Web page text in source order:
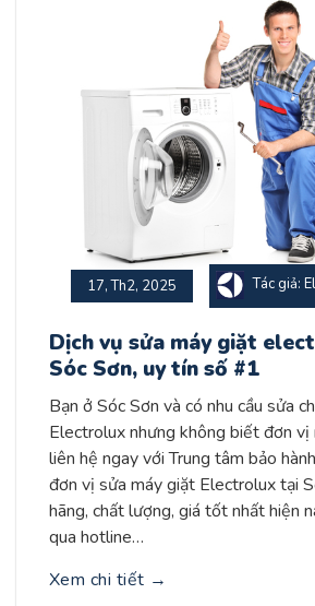
17, Th2, 2025 Tác giả:
Dịch vụ sửa máy giặt
Sóc Sơn, uy tín số #1
Bạn ở Sóc Sơn và có nhu cầu sửa
Electrolux nhưng không biết đơn vị
liên hệ ngay với Trung tâm bảo
đơn vị sửa máy giặt Electrolux tại
hãng, chất lượng, giá tốt nhất hiện
qua hotline…
Xem chi tiết →